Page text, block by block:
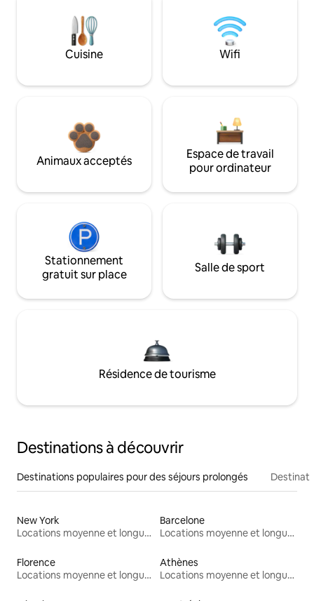
Cuisine Wifi
Animaux acceptés
Espace de travail
pour ordinateur
Stationnement
gratuit sur place
Salle de sport
Résidence de tourisme
Destinations à découvrir
Destinations populaires pour des séjours prolongés
New York
Locations moyenne et longue durée
Barcelone
Locations moyenne et longue durée
Florence
Locations moyenne et longue durée
Athènes
Locations moyenne et longue durée